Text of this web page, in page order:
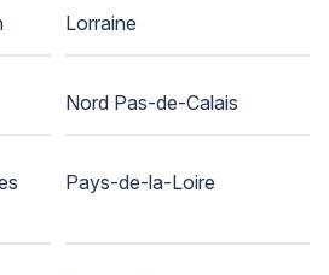
Lorraine
Nord Pas-de-Calais
Pays-de-la-Loire